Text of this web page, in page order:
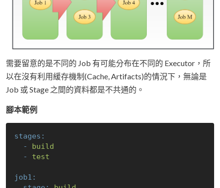
需要留意的是不同的 Job 有可能分布在不同的 Executor，所
以在沒有利用緩存機制(Cache, Artifacts)的情況下，無論是
Job 或 Stage 之間的資料都是不共通的。
腳本範例
stages:
-
build
-
test
job1: